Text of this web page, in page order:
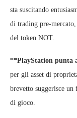
sta suscitando
di trading pre-
del token NOT.
**PlayStation punta
per gli asset di
brevetto suggerisce
di gioco.